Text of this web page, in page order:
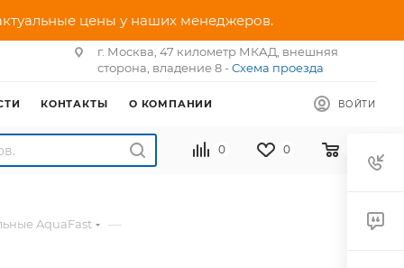
цены у наших менеджеров.
г. Москва, 47 километр МКАД, внешняя
сторона, владение 8 - Схема проезда
ВОЙТИ
КОНТАКТЫ О КОМПАНИИ
0 0
AquaFast —